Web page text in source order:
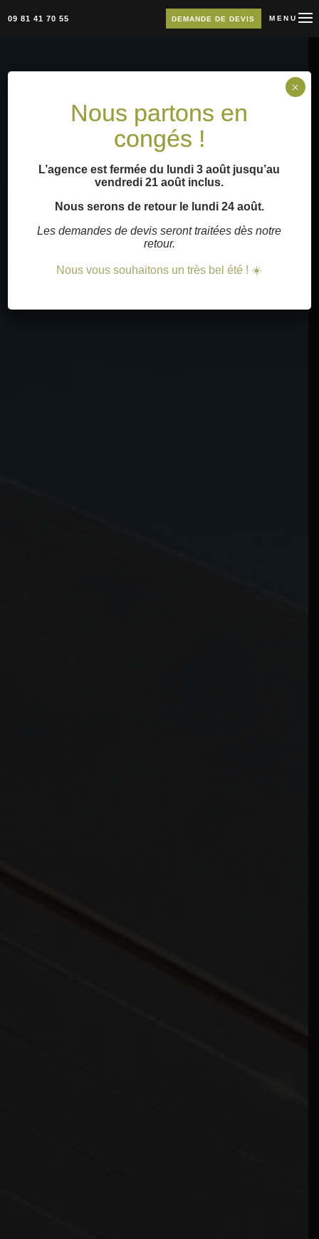
09 81 41 70 55 DEMANDE DE DEVIS MENU
Nous partons en
congés !
L’agence est fermée du lundi 3 août jusqu’au
vendredi 21 août inclus.
Nous serons de retour le lundi 24 août.
Les demandes de devis seront traitées dès notre
retour.
Nous vous souhaitons un très bel été ! ☀️
×